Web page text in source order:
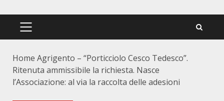
PRIMÄRES
Home Agrigento – “Porticciolo Cesco Tedesco”.
Ritenuta ammissibile la richiesta. Nasce
l’Associazione: al via la raccolta delle adesioni